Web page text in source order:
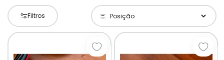
Filtros
Adicionar à lista de desejos